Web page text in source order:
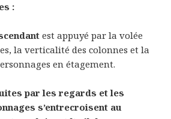
:
est appuyé par la volée
la verticalité des colonnes et la
en étagement.
par les regards et les
s’entrecroisent au